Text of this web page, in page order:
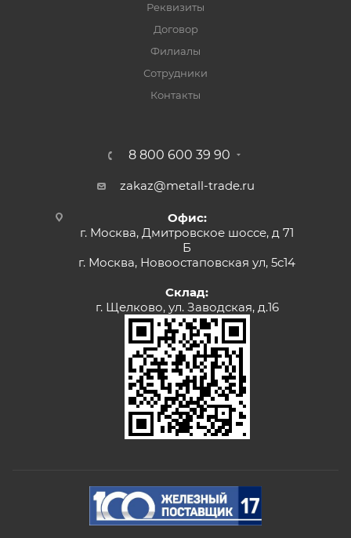
Реквизиты
Договор
Филиалы
Сотрудники
Контакты
8 800 600 39 90
zakaz@metall-trade.ru
Офис:
г. Москва, Дмитровское шоссе, д 71
Б
г. Москва, Новоостаповская ул, 5с14
Склад:
г. Щелково, ул. Заводская, д.16